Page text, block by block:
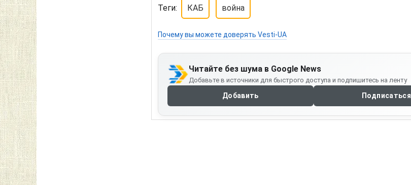
Теги: КАБ война
Почему вы можете доверять Vesti-UA
Читайте без шума в Google News
Добавьте в источники для быстрого доступа и подпишитесь на ленту
Добавить Подписаться